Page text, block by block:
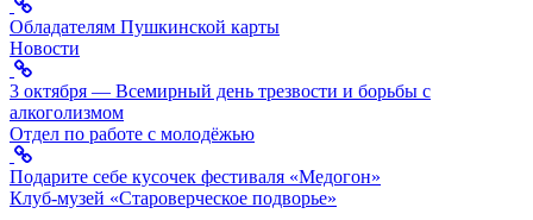
Обладателям Пушкинской карты
Новости
3 октября — Всемирный день трезвости и борьбы с
алкоголизмом
Отдел по работе с молодёжью
Подарите себе кусочек фестиваля «Медогон»
Клуб-музей «Староверческое подворье»